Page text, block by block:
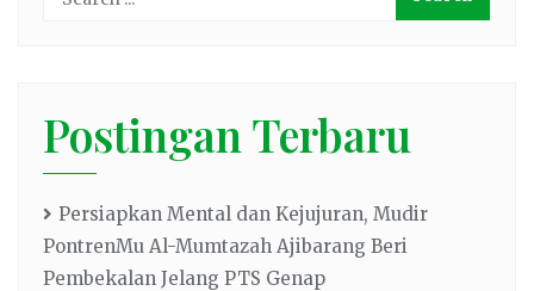
Postingan Terbaru
Persiapkan Mental dan Kejujuran, Mudir
PontrenMu Al-Mumtazah Ajibarang Beri
Pembekalan Jelang PTS Genap